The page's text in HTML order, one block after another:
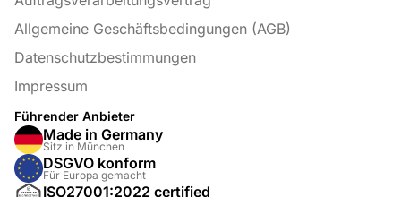
Allgemeine Geschäftsbedingungen (AGB)
Datenschutzbestimmungen
Impressum
Führender Anbieter
Made in Germany
Sitz in München
DSGVO konform
Für Europa gemacht
ISO27001:2022 certified